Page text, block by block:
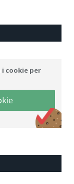
cookie per